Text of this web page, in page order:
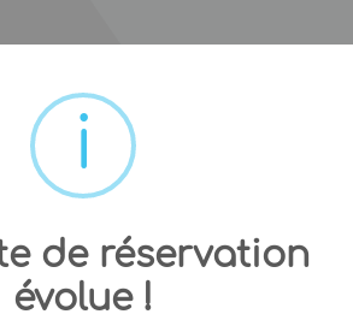
de réservation
évolue !